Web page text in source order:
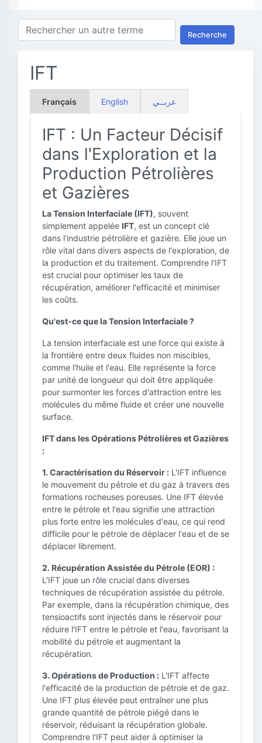
Recherche
IFT
Français English عربــي
IFT : Un Facteur Décisif
dans l'Exploration et la
Production Pétrolières
et Gazières
La Tension Interfaciale (IFT), souvent
simplement appelée IFT, est un concept clé
dans l'industrie pétrolière et gazière. Elle joue un
rôle vital dans divers aspects de l'exploration, de
la production et du traitement. Comprendre l'IFT
est crucial pour optimiser les taux de
récupération, améliorer l'efficacité et minimiser
les coûts.
Qu'est-ce que la Tension Interfaciale ?
La tension interfaciale est une force qui existe à
la frontière entre deux fluides non miscibles,
comme l'huile et l'eau. Elle représente la force
par unité de longueur qui doit être appliquée
pour surmonter les forces d'attraction entre les
molécules du même fluide et créer une nouvelle
surface.
IFT dans les Opérations Pétrolières et Gazières
:
1. Caractérisation du Réservoir : L'IFT influence
le mouvement du pétrole et du gaz à travers des
formations rocheuses poreuses. Une IFT élevée
entre le pétrole et l'eau signifie une attraction
plus forte entre les molécules d'eau, ce qui rend
difficile pour le pétrole de déplacer l'eau et de se
déplacer librement.
2. Récupération Assistée du Pétrole (EOR) :
L'IFT joue un rôle crucial dans diverses
techniques de récupération assistée du pétrole.
Par exemple, dans la récupération chimique, des
tensioactifs sont injectés dans le réservoir pour
réduire l'IFT entre le pétrole et l'eau, favorisant la
mobilité du pétrole et augmentant la
récupération.
3. Opérations de Production : L'IFT affecte
l'efficacité de la production de pétrole et de gaz.
Une IFT plus élevée peut entraîner une plus
grande quantité de pétrole piégé dans le
réservoir, réduisant la récupération globale.
Comprendre l'IFT peut aider à optimiser la